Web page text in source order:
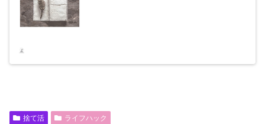
捨て活 ライフハック